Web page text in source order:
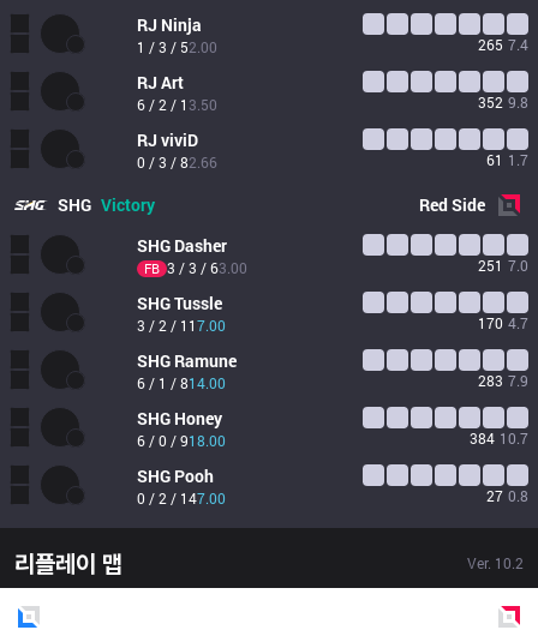
RJ Ninja
1 / 3 / 52.00 265 7.4
RJ Art
6 / 2 / 1 3.50 352 9.8
RJ viviD
0 / 3 / 82.66 61 1.7
SHG Victory RedSide
SHG Dasher
FB 3 / 3 / 63.00 251 7.0
SHGTussle
3 / 2 / 117.00 170 4.7
SHG Ramune
6 / 1 / 814.00 283 7.9
SHG Honey
6 / 0 / 918.00 384 10.7
SHG Pooh
0 / 2 / 147.00 27 0.8
리플레이 맵 Ver. 10.2